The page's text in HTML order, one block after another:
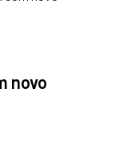
novo